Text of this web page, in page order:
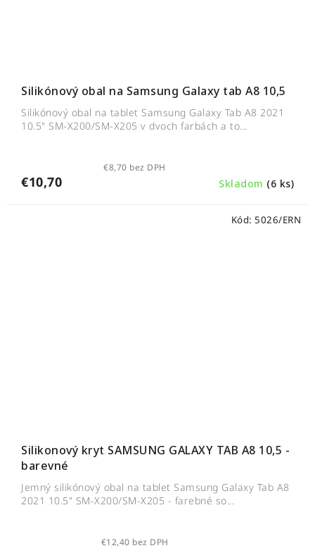
Silikónový obal na Samsung Galaxy tab A8 10,5
Skladom (6 ks)
€8,70 bez DPH
€10,70
Silikónový obal na tablet Samsung Galaxy Tab A8 2021
10.5" SM-X200/SM-X205 v dvoch farbách a to...
Silikonový kryt SAMSUNG GALAXY TAB A8 10,5 -
barevné
€12,40 bez DPH
Jemný silikónový obal na tablet Samsung Galaxy Tab A8
2021 10.5" SM-X200/SM-X205 - farebné so...
Kód: 5026/ERN